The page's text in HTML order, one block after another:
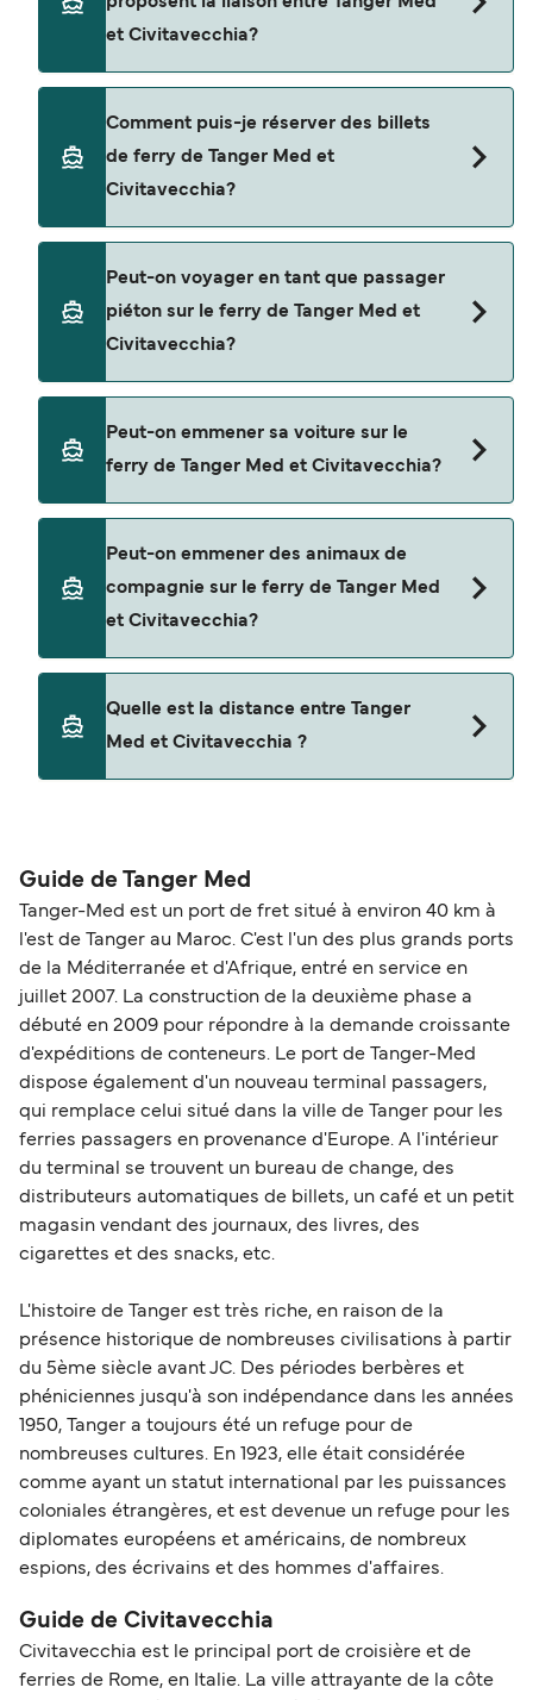
moyen de Tanger Med à Civitavecchia est de
$549. Prix hors frais de réservation.
et Civitavecchia?
Comment puis-je réserver des billets
de ferry de Tanger Med et
Civitavecchia?
recherche et consultez notre page d'offres pour
consulter les dernières promotions disponibles.
Peut-on voyager en tant que passager
piéton sur le ferry de Tanger Med et
Civitavecchia?
piéton de Tanger Med à Civitavecchia avec
Peut-on emmener sa voiture sur le
ferry de Tanger Med et Civitavecchia?
Grandi Navi Veloci
Peut-on emmener des animaux de
compagnie sur le ferry de Tanger Med
et Civitavecchia?
pas autorisés à bord pour les traversées entre
Quelle est la distance entre Tanger
Med et Civitavecchia ?
Guide de Tanger Med
Tanger-Med est un port de fret situé à environ 40 km à
l'est de Tanger au Maroc. C'est l'un des plus grands ports
de la Méditerranée et d'Afrique, entré en service en
juillet 2007. La construction de la deuxième phase a
débuté en 2009 pour répondre à la demande croissante
d'expéditions de conteneurs. Le port de Tanger-Med
dispose également d'un nouveau terminal passagers,
qui remplace celui situé dans la ville de Tanger pour les
ferries passagers en provenance d'Europe. A l'intérieur
du terminal se trouvent un bureau de change, des
distributeurs automatiques de billets, un café et un petit
magasin vendant des journaux, des livres, des
cigarettes et des snacks, etc.
L'histoire de Tanger est très riche, en raison de la
présence historique de nombreuses civilisations à partir
du 5ème siècle avant JC. Des périodes berbères et
phéniciennes jusqu'à son indépendance dans les années
1950, Tanger a toujours été un refuge pour de
nombreuses cultures. En 1923, elle était considérée
comme ayant un statut international par les puissances
coloniales étrangères, et est devenue un refuge pour les
diplomates européens et américains, de nombreux
espions, des écrivains et des hommes d'affaires.
Guide de Civitavecchia
Civitavecchia est le principal port de croisière et de
ferries de Rome, en Italie. La ville attrayante de la côte